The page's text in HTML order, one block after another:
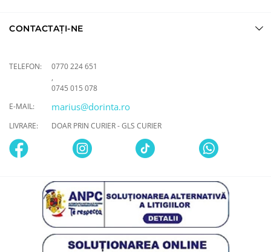
CONTACTAȚI-NE
TELEFON:
0770 224 651
,
0745 015 078
E-MAIL:
marius@dorinta.ro
LIVRARE: DOAR PRIN CURIER - GLS CURIER